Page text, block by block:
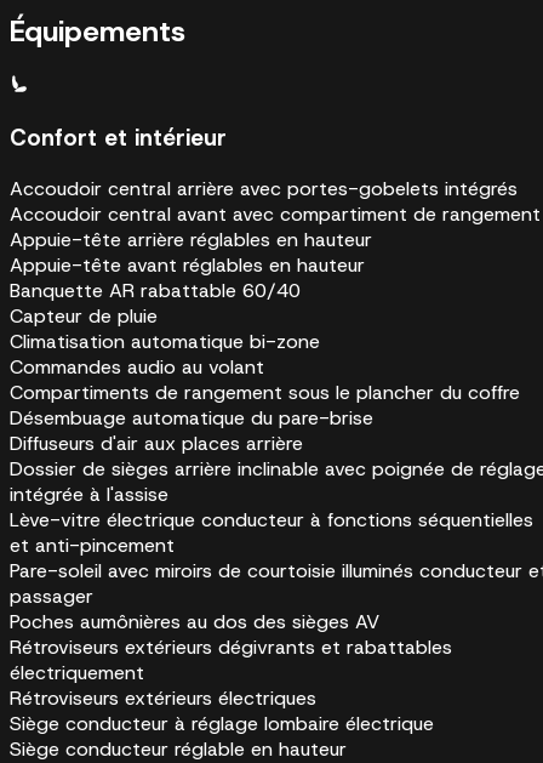
Équipements
Confort et intérieur
Accoudoir central arrière avec portes-gobelets intégrés
Accoudoir central avant avec compartiment de rangement
Appuie-tête arrière réglables en hauteur
Appuie-tête avant réglables en hauteur
Banquette AR rabattable 60/40
Capteur de pluie
Climatisation automatique bi-zone
Commandes audio au volant
Compartiments de rangement sous le plancher du coffre
Désembuage automatique du pare-brise
Diffuseurs d'air aux places arrière
Dossier de sièges arrière inclinable avec poignée de
intégrée à l'assise
Lève-vitre électrique conducteur à fonctions séquentielles
et anti-pincement
Pare-soleil avec miroirs de courtoisie illuminés conducteur
passager
Poches aumônières au dos des sièges AV
Rétroviseurs extérieurs dégivrants et rabattables
électriquement
Rétroviseurs extérieurs électriques
Siège conducteur à réglage lombaire électrique
Siège conducteur réglable en hauteur